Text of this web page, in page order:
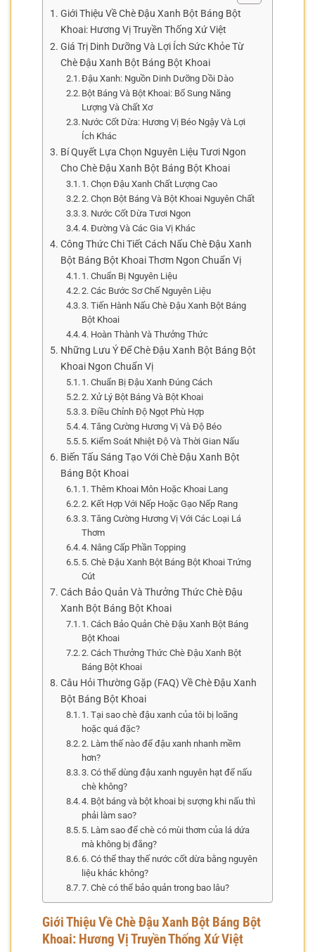
Giới Thiệu Về Chè Đậu Xanh Bột Báng Bột
Khoai: Hương Vị Truyền Thống Xứ Việt
Giá Trị Dinh Dưỡng Và Lợi Ích Sức Khỏe Từ
Chè Đậu Xanh Bột Báng Bột Khoai
Đậu Xanh: Nguồn Dinh Dưỡng Dồi Dào
Bột Báng Và Bột Khoai: Bổ Sung Năng
Lượng Và Chất Xơ
Nước Cốt Dừa: Hương Vị Béo Ngậy Và Lợi
Ích Khác
Bí Quyết Lựa Chọn Nguyên Liệu Tươi Ngon
Cho Chè Đậu Xanh Bột Báng Bột Khoai
1. Chọn Đậu Xanh Chất Lượng Cao
2. Chọn Bột Báng Và Bột Khoai Nguyên Chất
3. Nước Cốt Dừa Tươi Ngon
4. Đường Và Các Gia Vị Khác
Công Thức Chi Tiết Cách Nấu Chè Đậu Xanh
Bột Báng Bột Khoai Thơm Ngon Chuẩn Vị
1. Chuẩn Bị Nguyên Liệu
2. Các Bước Sơ Chế Nguyên Liệu
3. Tiến Hành Nấu Chè Đậu Xanh Bột Báng
Bột Khoai
4. Hoàn Thành Và Thưởng Thức
Những Lưu Ý Để Chè Đậu Xanh Bột Báng Bột
Khoai Ngon Chuẩn Vị
1. Chuẩn Bị Đậu Xanh Đúng Cách
2. Xử Lý Bột Báng Và Bột Khoai
3. Điều Chỉnh Độ Ngọt Phù Hợp
4. Tăng Cường Hương Vị Và Độ Béo
5. Kiểm Soát Nhiệt Độ Và Thời Gian Nấu
Biến Tấu Sáng Tạo Với Chè Đậu Xanh Bột
Báng Bột Khoai
1. Thêm Khoai Môn Hoặc Khoai Lang
2. Kết Hợp Với Nếp Hoặc Gạo Nếp Rang
3. Tăng Cường Hương Vị Với Các Loại Lá
Thơm
4. Nâng Cấp Phần Topping
5. Chè Đậu Xanh Bột Báng Bột Khoai Trứng
Cút
Cách Bảo Quản Và Thưởng Thức Chè Đậu
Xanh Bột Báng Bột Khoai
1. Cách Bảo Quản Chè Đậu Xanh Bột Báng
Bột Khoai
2. Cách Thưởng Thức Chè Đậu Xanh Bột
Báng Bột Khoai
Câu Hỏi Thường Gặp (FAQ) Về Chè Đậu Xanh
Bột Báng Bột Khoai
1. Tại sao chè đậu xanh của tôi bị loãng
hoặc quá đặc?
2. Làm thế nào để đậu xanh nhanh mềm
hơn?
3. Có thể dùng đậu xanh nguyên hạt để nấu
chè không?
4. Bột báng và bột khoai bị sượng khi nấu thì
phải làm sao?
5. Làm sao để chè có mùi thơm của lá dứa
mà không bị đắng?
6. Có thể thay thế nước cốt dừa bằng nguyên
liệu khác không?
7. Chè có thể bảo quản trong bao lâu?
Giới Thiệu Về Chè Đậu Xanh Bột Báng Bột
Khoai: Hương Vị Truyền Thống Xứ Việt